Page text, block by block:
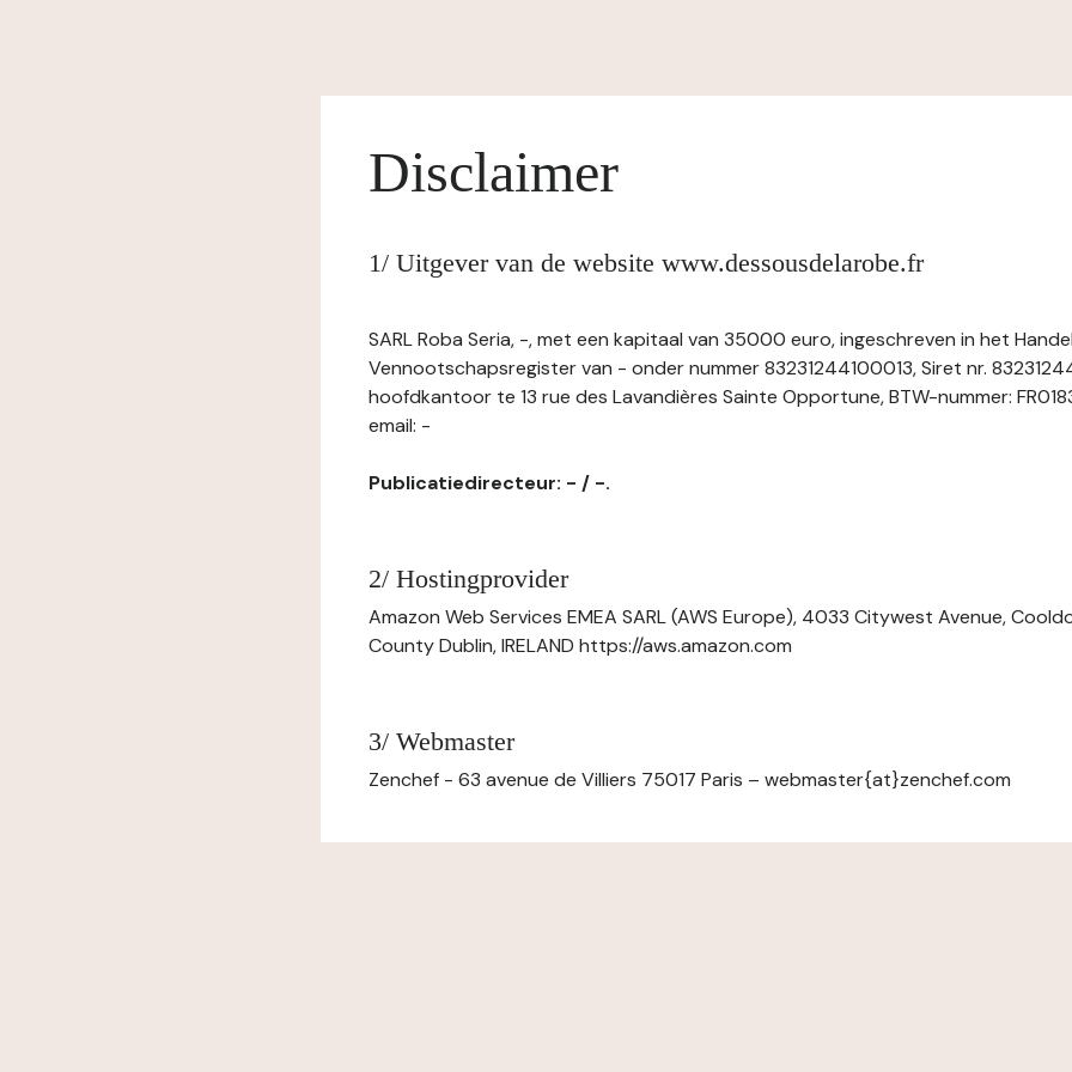
Disclaimer
1/ Uitgever van de website www.dessousdelarobe.fr
SARL Roba Seria, -, met een kapitaal van 35000 euro, ingeschreven in het
Vennootschapsregister van - onder nummer 83231244100013, Siret nr.
hoofdkantoor te 13 rue des Lavandières Sainte Opportune, BTW-nummer:
email: -
Publicatiedirecteur: - / -.
2/ Hostingprovider
Amazon Web Services EMEA SARL (AWS Europe), 4033 Citywest Avenue,
County Dublin, IRELAND https://aws.amazon.com
3/ Webmaster
Zenchef - 63 avenue de Villiers 75017 Paris – webmaster{at}zenchef.com